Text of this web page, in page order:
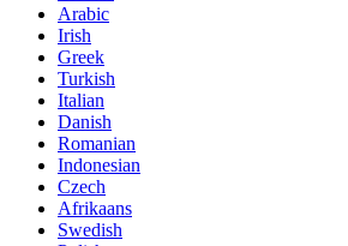
Arabic
Irish
Greek
Turkish
Italian
Danish
Romanian
Indonesian
Czech
Afrikaans
Swedish